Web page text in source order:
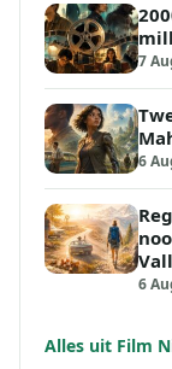
7
6
6
Alles uit Film